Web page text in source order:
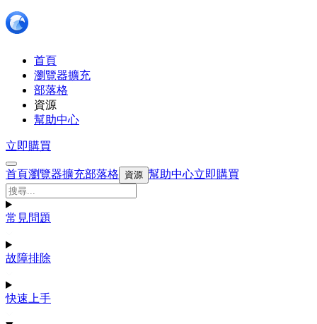
首頁
瀏覽器擴充
部落格
資源
幫助中心
立即購買
首頁瀏覽器擴充部落格 資源 幫助中心立即購買
常見問題
故障排除
快速上手